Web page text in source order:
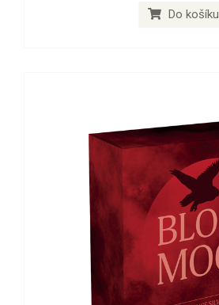
Do košíku